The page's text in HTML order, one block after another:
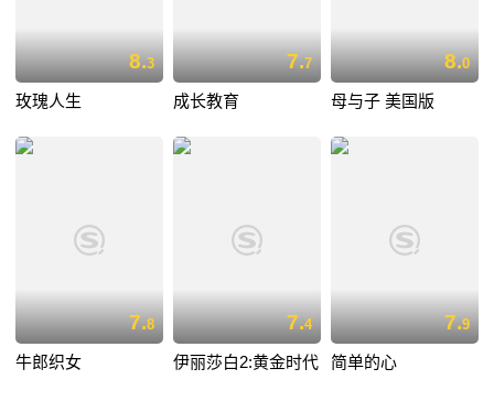
8.3
玫瑰人生
7.7
成长教育
8.0
母与子 美国版
7.8
牛郎织女
7.4
伊丽莎白2:黄金时代
7.9
简单的心